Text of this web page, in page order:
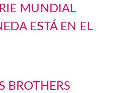
MUNDIAL
ESTÁ EN EL
BROTHERS